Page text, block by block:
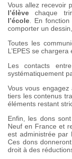
Vous allez recevoir
l’élève chaque
l’école . En
comporter un
Toutes les
L’EPES se
Les contacts
systématiquement
Vous vous
tiers les contenus
éléments restant
Enfin, les dons
Neuf en France et
est administrée par
Ces dons
droit à des